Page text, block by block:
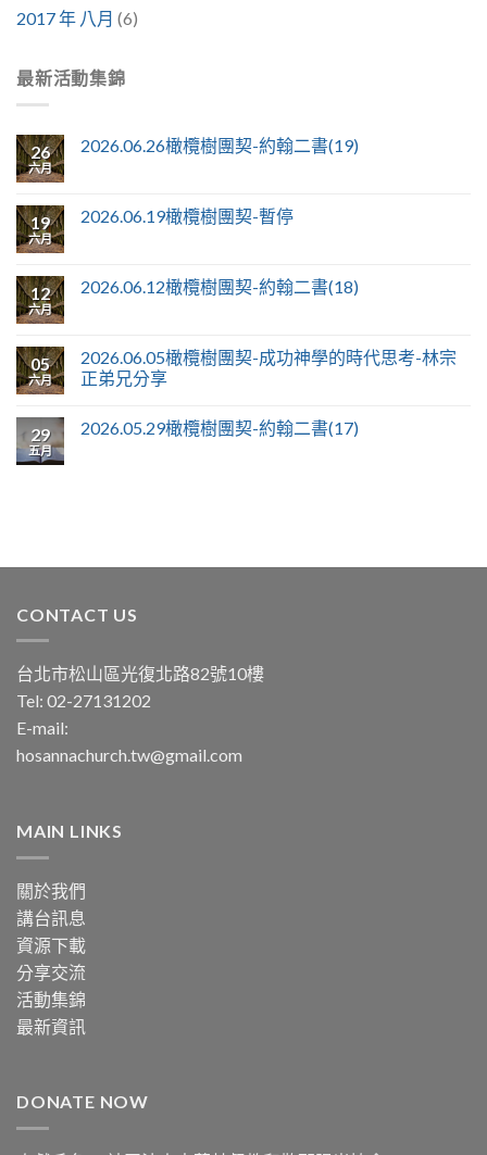
2017 年 八月 (6)
最新活動集錦
26
六月
2026.06.26橄欖樹團契-約翰二書(19)
19
六月
2026.06.19橄欖樹團契-暫停
12
六月
2026.06.12橄欖樹團契-約翰二書(18)
05
六月
2026.06.05橄欖樹團契-成功神學的時代思考-林宗
正弟兄分享
29
五月
2026.05.29橄欖樹團契-約翰二書(17)
CONTACT US
台北市松山區光復北路82號10樓
Tel: 02-27131202
E-mail:
hosannachurch.tw@gmail.com
MAIN LINKS
關於我們
講台訊息
資源下載
分享交流
活動集錦
最新資訊
DONATE NOW